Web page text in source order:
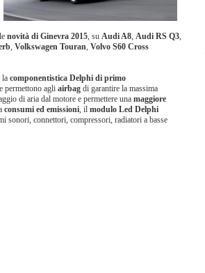
novità di Ginevra 2015, su Audi A8, Audi RS Q3,
, Volkswagen Touran, Volvo S60 Cross
la componentistica Delphi di primo
permettono agli airbag di garantire la massima
di aria dal motore e permettere una maggiore
consumi ed emissioni, il modulo Led Delphi
sonori, connettori, compressori, radiatori a basse